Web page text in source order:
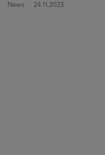
News 24.11.2023